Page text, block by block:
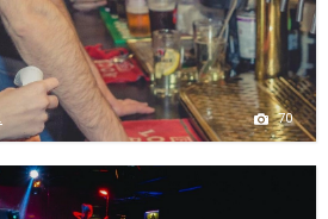
70